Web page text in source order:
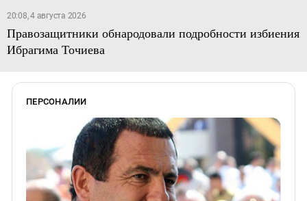
20:08, 4 августа 2026
Правозащитники обнародовали подробности избиения
Ибрагима Точиева
ПЕРСОНАЛИИ